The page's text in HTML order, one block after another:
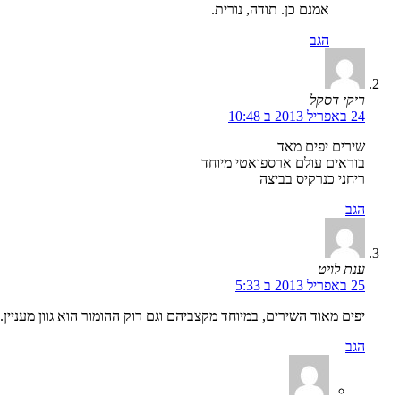
אמנם כן. תודה, נורית.
הגב
ריקי דסקל
24 באפריל 2013 ב 10:48
שירים יפים מאד
בוראים עולם ארספואטי מיוחד
ריחני כנרקיס בביצה
הגב
ענת לויט
25 באפריל 2013 ב 5:33
יפים מאוד השירים, במיוחד מקצביהם וגם דוק ההומור הוא גוון מעניין.
הגב